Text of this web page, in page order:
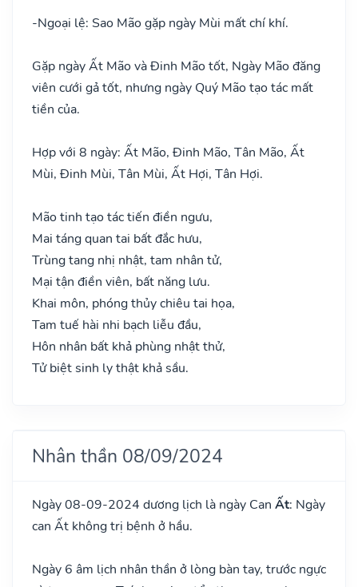
-Ngoại lệ: Sao Mão gặp ngày Mùi mất chí khí.
Gặp ngày Ất Mão và Đinh Mão tốt, Ngày Mão đăng
viên cưới gả tốt, nhưng ngày Quý Mão tạo tác mất
tiền của.
Hợp với 8 ngày: Ất Mão, Đinh Mão, Tân Mão, Ất
Mùi, Đinh Mùi, Tân Mùi, Ất Hợi, Tân Hợi.
Mão tinh tạo tác tiến điền ngưu,
Mai táng quan tai bất đắc hưu,
Trùng tang nhị nhật, tam nhân tử,
Mại tận điền viên, bất năng lưu.
Khai môn, phóng thủy chiêu tai họa,
Tam tuế hài nhi bạch liễu đầu,
Hôn nhân bất khả phùng nhật thử,
Tử biệt sinh ly thật khả sầu.
Nhân thần 08/09/2024
Ngày 08-09-2024 dương lịch là ngày Can Ất: Ngày
can Ất không trị bệnh ở hầu.
Ngày 6 âm lịch nhân thần ở lòng bàn tay, trước ngực